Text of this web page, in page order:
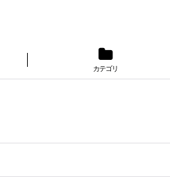
カテゴリ